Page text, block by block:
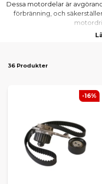
Dessa motordelar är
förbränning, och
36 Produkter
-16%